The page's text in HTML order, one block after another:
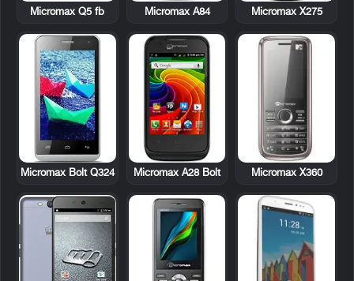
Micromax X275
Micromax A84
Micromax Q5 fb
Micromax X360
Micromax A28 Bolt
Micromax Bolt Q324